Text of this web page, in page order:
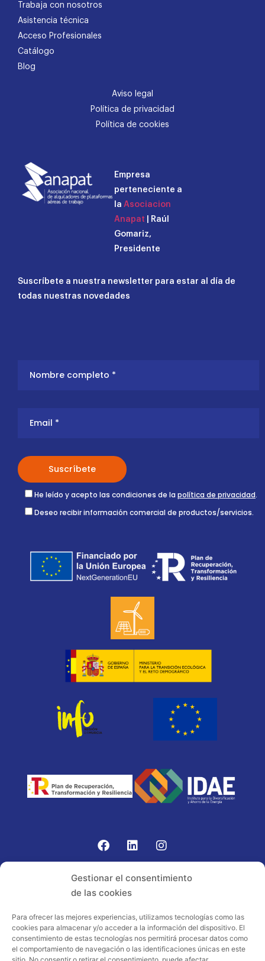
Gestionar el consentimiento
de las cookies
Para ofrecer las mejores experiencias, utilizamos tecnologías como las
cookies para almacenar y/o acceder a la información del dispositivo. El
consentimiento de estas tecnologías nos permitirá procesar datos como
el comportamiento de navegación o las identificaciones únicas en este
Trabaja con nosotros
Asistencia técnica
Acceso Profesionales
Catálogo
Blog
Aviso legal
Política de privacidad
Política de cookies
Empresa
perteneciente a
la Asociacion
Anapat | Raúl
Gomariz,
Presidente
Suscríbete a nuestra newsletter para estar al día de
todas nuestras novedades
He leído y acepto las condiciones de la política de privacidad.
Deseo recibir información comercial de productos/servicios.
Proyecto acogido al programa de
incentivos ligados al autoconsumo y
almacenamiento, con fuentes de energía